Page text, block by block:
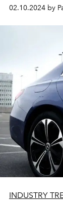
Belle au Bois
02.10.2024 by
INDUSTRY